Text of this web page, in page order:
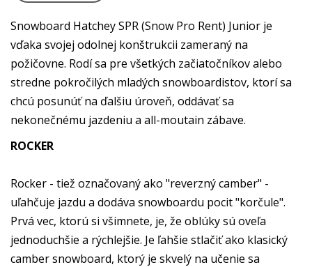
Snowboard Hatchey SPR (Snow Pro Rent) Junior je
vďaka svojej odolnej konštrukcii zameraný na
požičovne. Rodí sa pre všetkých začiatočníkov alebo
stredne pokročilých mladých snowboardistov, ktorí sa
chcú posunúť na ďalšiu úroveň, oddávať sa
nekonečnému jazdeniu a all-moutain zábave.
ROCKER
Rocker - tiež označovaný ako "reverzný camber" -
uľahčuje jazdu a dodáva snowboardu pocit "korčule".
Prvá vec, ktorú si všimnete, je, že oblúky sú oveľa
jednoduchšie a rýchlejšie. Je ľahšie stlačiť ako klasický
camber snowboard, ktorý je skvelý na učenie sa